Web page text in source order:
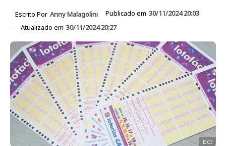
Escrito Por Anny Malagolini Publicado em 30/11/2024 20:03
Atualizado em 30/11/2024 20:27
DCI